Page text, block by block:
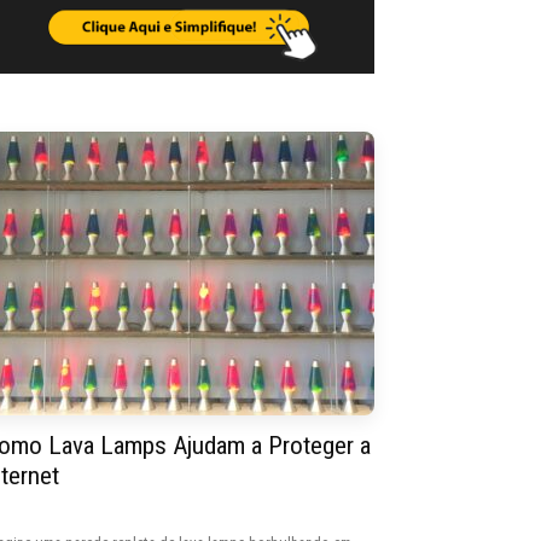
Lava Lamps Ajudam a Proteger a